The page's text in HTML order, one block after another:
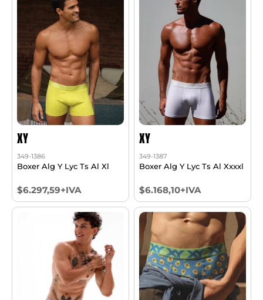
XY
349-1386
Boxer Alg Y Lyc Ts Al Xl
$6.297,59+IVA
XY
349-1387
Boxer Alg Y Lyc Ts Al Xxxxl
$6.168,10+IVA